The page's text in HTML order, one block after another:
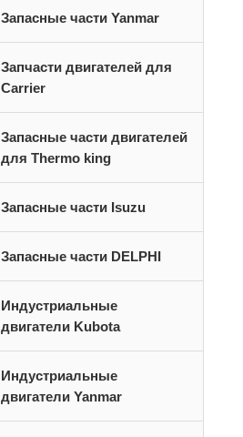
Запасные части Yanmar
Запчасти двигателей для
Carrier
Запасные части двигателей
для Thermo king
Запасные части Isuzu
Запасные части DELPHI
Индустриальные
двигатели Kubota
Индустриальные
двигатели Yanmar